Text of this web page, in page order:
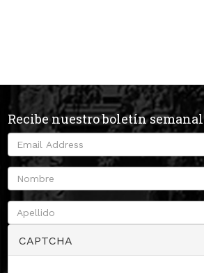
Recibe nuestro boletín semanal
CAPTCHA